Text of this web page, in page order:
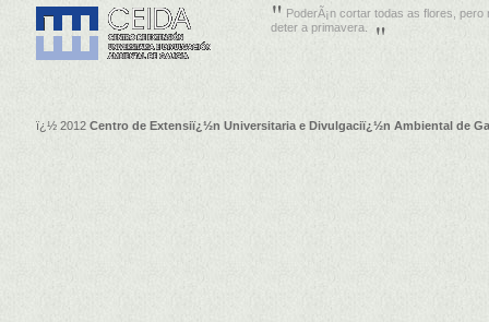
PoderÃ¡n cortar todas as flores, pero
deter a primavera.
ï¿½ 2012 Centro de Extensiï¿½n Universitaria e Divulgaciï¿½n Ambiental de